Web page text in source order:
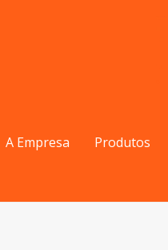
A Empresa Produtos